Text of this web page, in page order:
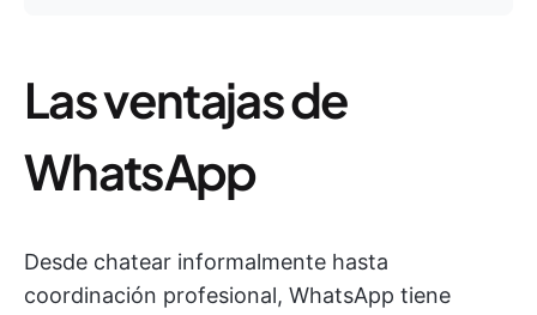
Las ventajas de
WhatsApp
Desde chatear informalmente hasta
coordinación profesional, WhatsApp tiene